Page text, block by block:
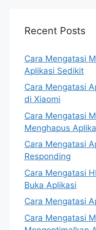
Recent Posts
Cara Mengatasi
Aplikasi Sedikit
Cara Mengatasi
di Xiaomi
Cara Mengatasi
Menghapus
Cara Mengatasi
Responding
Cara Mengatasi
Buka Aplikasi
Cara Mengatasi
Cara Mengatasi